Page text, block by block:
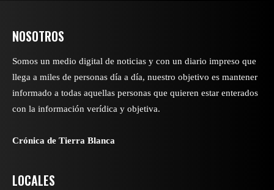
NOSOTROS
Somos un medio digital de noticias y con un diario impreso que
llega a miles de personas día a día, nuestro objetivo es mantener
informado a todas aquellas personas que quieren estar enterados
con la información verídica y objetiva.
Crónica de Tierra Blanca
LOCALES